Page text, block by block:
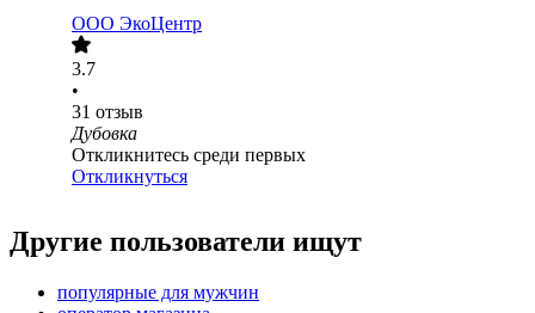
ООО ЭкоЦентр
3.7
•
31 отзыв
Дубовка
Откликнитесь среди первых
Откликнуться
Другие пользователи ищут
популярные для мужчин